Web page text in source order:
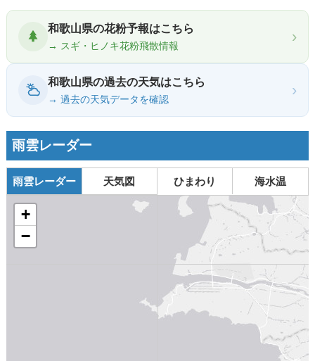
和歌山県の花粉予報はこちら
→ スギ・ヒノキ花粉飛散情報
›
和歌山県の過去の天気はこちら
→ 過去の天気データを確認
›
雨雲レーダー
雨雲レーダー 天気図 ひまわり 海水温
+
−